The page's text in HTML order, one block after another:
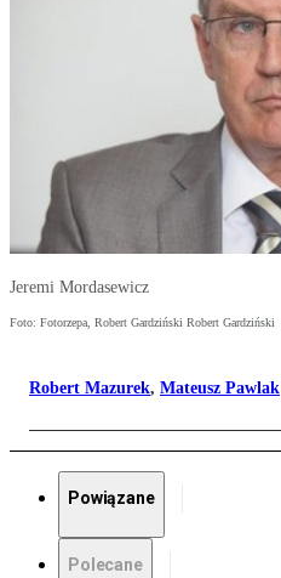
Jeremi Mordasewicz
Foto: Fotorzepa, Robert Gardziński Robert Gardziński
Robert Mazurek, Mateusz Pawlak
Powiązane
Polecane